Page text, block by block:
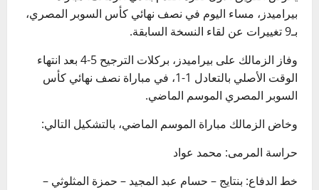
بيراميدز، مساء اليوم في نصف نهائي كأس السوبر المصري،
بـ9 تغييرات عن لقاء النسخة السابقة.
وفاز الزمالك على بيراميدز، بركلات الترجيح 5-4 بعد انتهاء
الوقت الأصلي بالتعادل 1-1، في مباراة نصف نهائي كأس
السوبر المصري الموسم الماضي.
وخاض الزمالك مباراة الموسم الماضي، بالتشكيل التالي:
حراسة المرمى: محمد عواد
خط الدفاع: بنتايج – حسام عبد المجيد – حمزة المثلوثي –